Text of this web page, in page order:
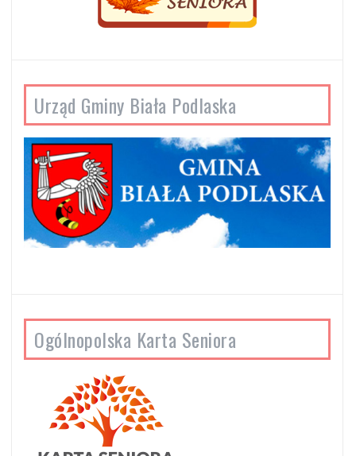
Urząd Gminy Biała Podlaska
Ogólnopolska Karta Seniora